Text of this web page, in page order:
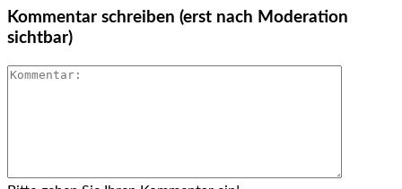
Kommentar schreiben (erst nach Moderation
sichtbar)